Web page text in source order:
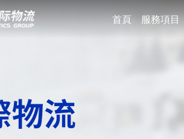
首頁 服務項目